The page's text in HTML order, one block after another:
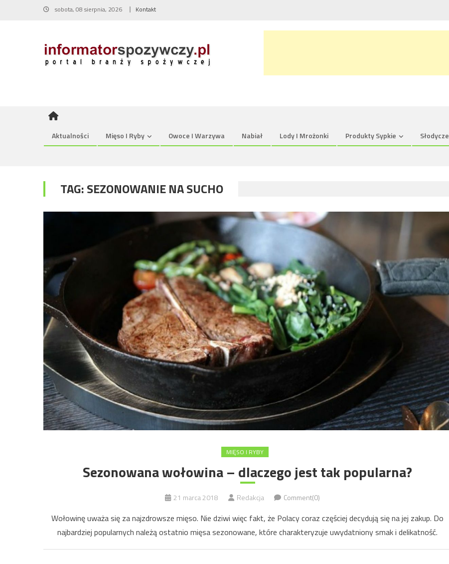
sobota, 08 sierpnia, 2026 Kontakt
Aktualności Mięso I Ryby Owoce I Warzywa Nabiał Lody I Mrożonki Produkty Sypkie Słodycze
TAG:SEZONOWANIE NA SUCHO
MIĘSO I RYBY
Sezonowana wołowina – dlaczego jest tak popularna?
21 marca 2018 Redakcja Comment(0)
Wołowinę uważa się za najzdrowsze mięso. Nie dziwi więc fakt, że Polacy coraz częściej decydują się na jej zakup. Do
najbardziej popularnych należą ostatnio mięsa sezonowane, które charakteryzuje uwydatniony smak i delikatność.